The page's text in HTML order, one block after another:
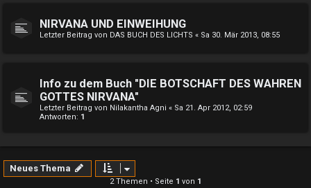
NIRVANA UND EINWEIHUNG
Letzter Beitrag von DAS BUCH DES LICHTS « Sa 30. Mär 2013, 08:55
Info zu dem Buch "DIE BOTSCHAFT DES WAHREN
GOTTES NIRVANA"
Letzter Beitrag von Nilakantha Agni « Sa 21. Apr 2012, 02:59
Antworten: 1
Neues Thema
2 Themen • Seite 1 von 1